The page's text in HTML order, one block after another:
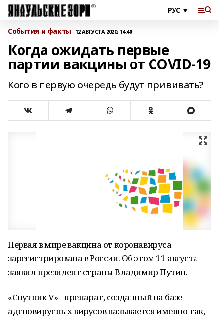
События и факты 12 АВГУСТА 2020, 14:40
Когда ожидать первые
партии вакцины от COVID-19
Кого в первую очередь будут прививать?
Первая в мире вакцина от коронавируса
зарегистрирована в России. Об этом 11 августа
заявил президент страны Владимир Путин.
«Спутник V» - препарат, созданный на базе
аденовирусных вирусов называется именно так, -